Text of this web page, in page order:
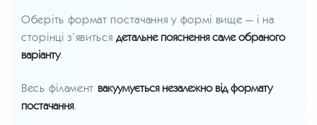
Оберіть формат постачання у формі вище — і на
сторінці з’явитьсядетальне пояснення саме обраного
варіанту.
Весь філамент вакуумується незалежно від формату
постачання.